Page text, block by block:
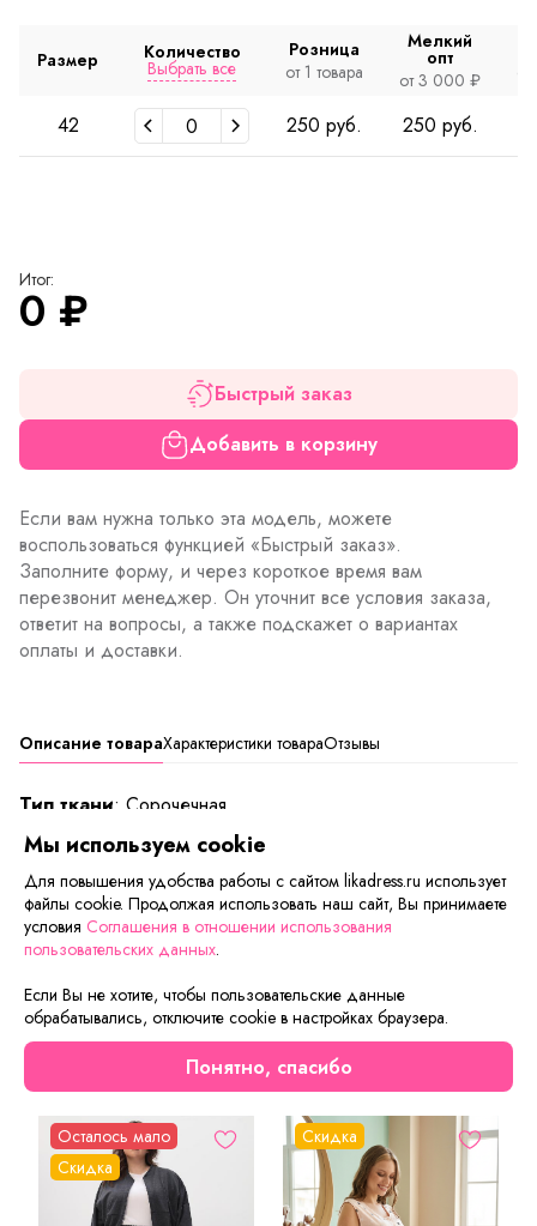
Размер Количество
Выбрать все
Розница
от 1 товара
Мелкий
опт
от 3 000 ₽
42 250 руб. 250 руб.
Итог:
0 ₽
Быстрый заказ
Добавить в корзину
Если вам нужна только эта модель, можете
воспользоваться функцией «Быстрый заказ».
Заполните форму, и через короткое время вам
перезвонит менеджер. Он уточнит все условия заказа,
ответит на вопросы, а также подскажет о вариантах
оплаты и доставки.
Описание товараХарактеристики товараОтзывы
Тип ткани: Сорочечная
Длина изделий р-р
42/44 - 66 см, 46/48- 67 см, 50/52 - 68 см
Изящная рубашка приталенного кроя. Модель с
кружевными вставками, которые красиво подчёркивают
плечи. В такой рубашке можно отправиться на работу в
офис или покорять сердца на свиданиях.
Сейчас на сайте смотрят
Осталось мало
Скидка
Скидка
Мы используем cookie
Для повышения удобства работы с сайтом likadress.ru использует
файлы cookie. Продолжая использовать наш сайт, Вы принимаете
условия Соглашения в отношении использования
пользовательских данных.
Если Вы не хотите, чтобы пользовательские данные
обрабатывались, отключите cookie в настройках браузера.
Понятно, спасибо